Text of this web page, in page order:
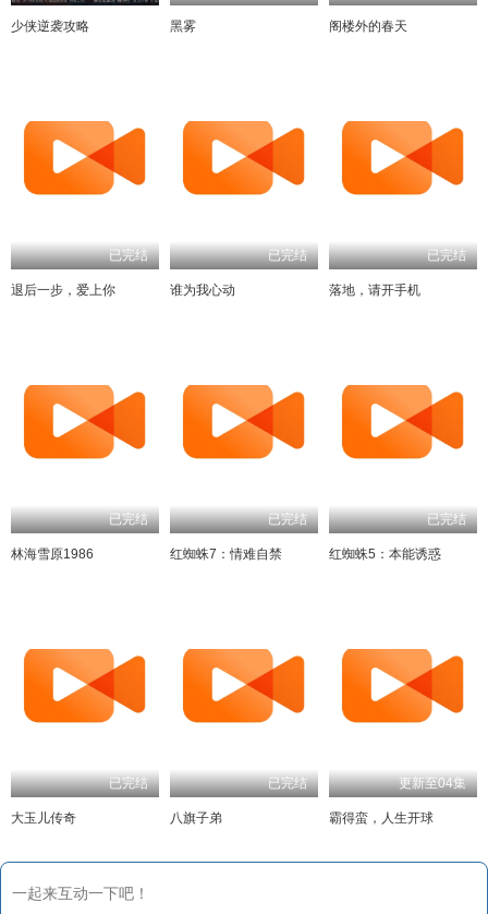
少侠逆袭攻略 黑雾 阁楼外的春天
已完结
退后一步，爱上你
已完结
谁为我心动
已完结
落地，请开手机
已完结
林海雪原1986
已完结
红蜘蛛7：情难自禁
已完结
红蜘蛛5：本能诱惑
已完结
大玉儿传奇
已完结
八旗子弟
更新至04集
霸得蛮，人生开球